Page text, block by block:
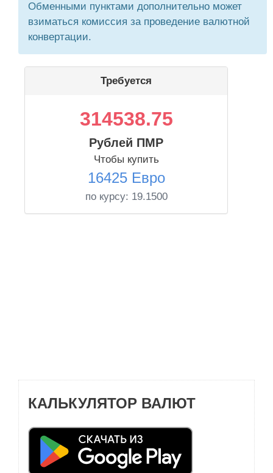
Обменными пунктами дополнительно может
взиматься комиссия за проведение валютной
конвертации.
Требуется
314538.75
Рублей ПМР
Чтобы купить
16425 Евро
по курсу: 19.1500
КАЛЬКУЛЯТОР ВАЛЮТ